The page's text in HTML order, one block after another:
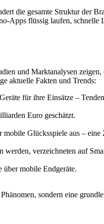
die gesamte Struktur der
Apps flüssig laufen,
und Marktanalysen
aktuelle Fakten und Trends:
für ihre Einsätze –
Euro geschätzt.
Glücksspiele aus –
verzeichneten auf
mobile Endgeräte.
sondern eine